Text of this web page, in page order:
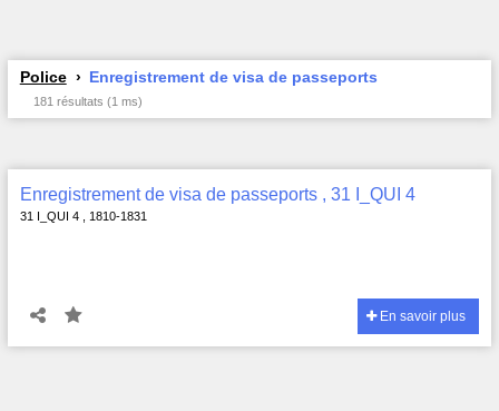
Police Enregistrement de visa de passeports
181 résultats (1 ms)
Enregistrement de visa de passeports , 31 I_QUI 4
31 I_QUI 4 , 1810-1831
En savoir plus